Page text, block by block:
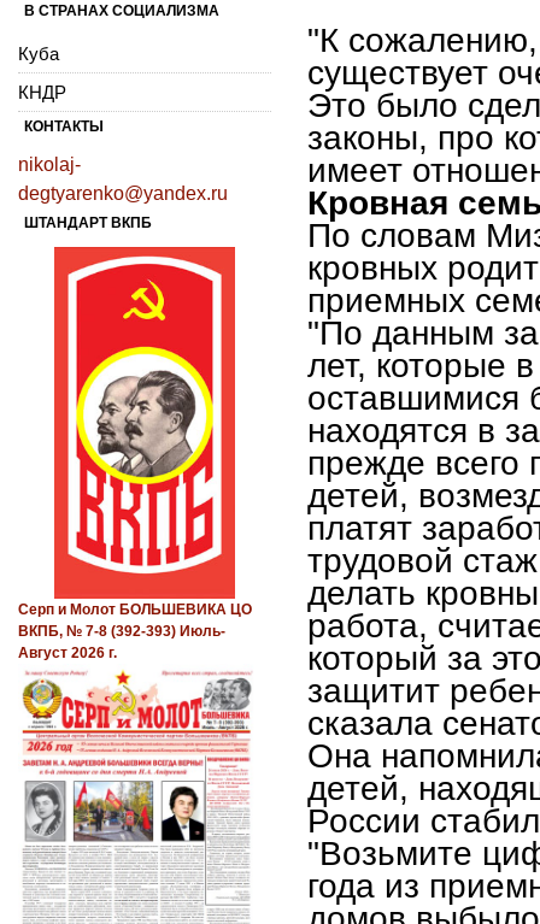
"К сожалению,
существует
Это было
законы, про
имеет
Кровная
По словам
кровных
приемных
"По данным
лет, которые
оставшимися
находятся в
прежде всего
детей,
платят
трудовой
делать
работа,
который за
защитит
сказала
Она
детей,
России
"Возьмите
года из
В СТРАНАХ СОЦИАЛИЗМА
Куба
КНДР
КОНТАКТЫ
nikolaj-
degtyarenko@yandex.ru
ШТАНДАРТ ВКПБ
Серп и Молот БОЛЬШЕВИКА ЦО
ВКПБ, № 7-8 (392-393) Июль-
Август 2026 г.